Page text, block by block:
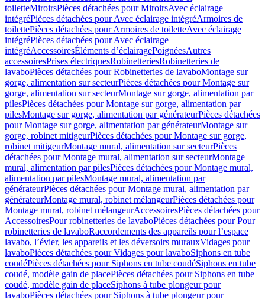
toiletteMiroirsPièces détachées pour MiroirsAvec éclairage
intégréPièces détachées pour Avec éclairage intégréArmoires de
toilettePièces détachées pour Armoires de toiletteAvec éclairage
intégréPièces détachées pour Avec éclairage
intégréAccessoiresÉléments d’éclairagePoignéesAutres
accessoiresPrises électriquesRobinetteriesRobinetteries de
lavaboPièces détachées pour Robinetteries de lavaboMontage sur
gorge, alimentation sur secteurPièces détachées pour Montage sur
gorge, alimentation sur secteurMontage sur gorge, alimentation par
pilesPièces détachées pour Montage sur gorge, alimentation par
pilesMontage sur gorge, alimentation par générateurPièces détachées
pour Montage sur gorge, alimentation par générateurMontage sur
gorge, robinet mitigeurPièces détachées pour Montage sur gorge,
robinet mitigeurMontage mural, alimentation sur secteurPièces
détachées pour Montage mural, alimentation sur secteurMontage
mural, alimentation par pilesPièces détachées pour Montage mural,
alimentation par pilesMontage mural, alimentation par
générateurPièces détachées pour Montage mural, alimentation par
générateurMontage mural, robinet mélangeurPièces détachées pour
Montage mural, robinet mélangeurAccessoiresPièces détachées pour
AccessoiresPour robinetteries de lavaboPièces détachées pour Pour
robinetteries de lavaboRaccordements des appareils pour l’espace
lavabo, l’évier, les appareils et les déversoirs murauxVidages pour
lavaboPièces détachées pour Vidages pour lavaboSiphons en tube
coudéPièces détachées pour Siphons en tube coudéSiphons en tube
coudé, modèle gain de placePièces détachées pour Siphons en tube
coudé, modèle gain de placeSiphons à tube plongeur pour
lavaboPièces détachées pour Siphons à tube plongeur pour